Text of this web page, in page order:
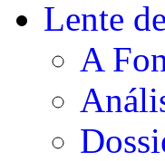
Lente
A